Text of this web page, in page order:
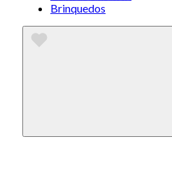
Brinquedos